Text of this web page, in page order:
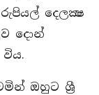
දෙලක්‍ෂ
දොන්
ඔහුට ශ්‍රී